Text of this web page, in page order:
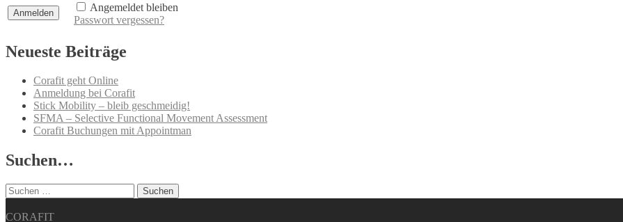
Angemeldet bleiben
Passwort vergessen?
Neueste Beiträge
Corafit geht Online
Anmeldung bei Corafit
Stick Mobility – bleib geschmeidig!
SFMA – Selective Functional Movement Assessment
Corafit Buchungen mit Appointman
Suchen…
Suchen
nach:
CORAFIT